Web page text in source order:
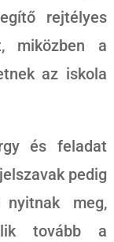
rejtélyes
miközben a
az iskola
és feladat
pedig
meg,
tovább a